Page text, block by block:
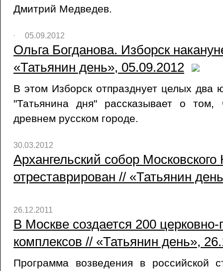
Дмитрий Медведев.
05.09.2012
Ольга Богданова. Изборск
«Татьянин день», 05.09.2012
В этом Изборск отпразднует целых два
"Татьянина дня" рассказывает о
древнем русском городе.
30.03.2012
Архангельский собор
отреставрирован // «Татьянин
26.12.2011
В Москве создается 200 церковно-
комплексов // «Татьянин день»,
Программа возведения в российской